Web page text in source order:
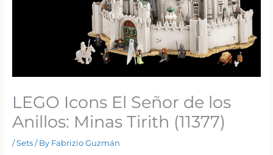
LEGO Icons El Señor de los
Anillos: Minas Tirith (11377)
/Sets/ By Fabrizio Guzmán